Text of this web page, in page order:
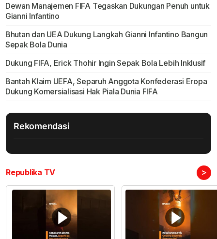
Dewan Manajemen FIFA Tegaskan Dukungan Penuh untuk
Gianni Infantino
Bhutan dan UEA Dukung Langkah Gianni Infantino Bangun
Sepak Bola Dunia
Dukung FIFA, Erick Thohir Ingin Sepak Bola Lebih Inklusif
Bantah Klaim UEFA, Separuh Anggota Konfederasi Eropa
Dukung Komersialisasi Hak Piala Dunia FIFA
Rekomendasi
Republika TV >